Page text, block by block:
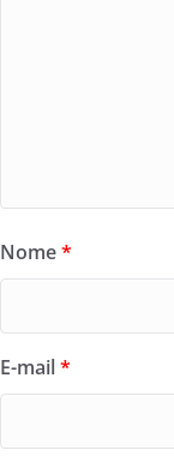
Nome*
E-mail*